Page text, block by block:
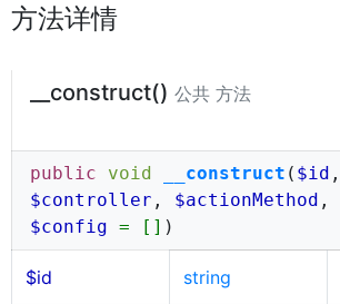
方法详情
__construct() 公共 方法
public void __construct ( $id ,
$controller , $actionMethod ,
$config = [] )
$id string